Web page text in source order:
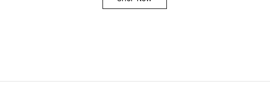
Link Opens in New Tab